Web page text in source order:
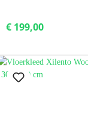
€ 199,00